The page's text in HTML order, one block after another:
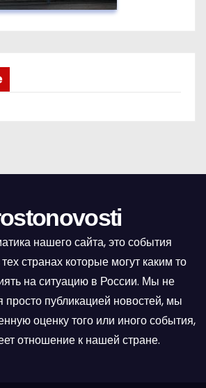
нашего сайта, это события
странах которые могут каким то
на ситуацию в России. Мы не
просто публикацией новостей, мы
оценку того или иного события,
отношение к нашей стране.